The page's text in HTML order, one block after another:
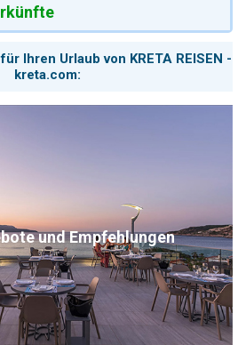
Ihren Urlaub von KRETA REISEN -
kreta.com:
und Empfehlungen